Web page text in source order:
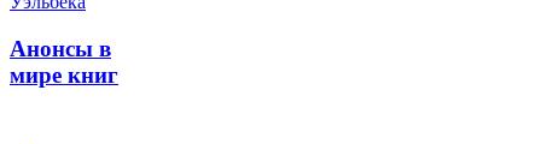
Анонсы в
мире книг